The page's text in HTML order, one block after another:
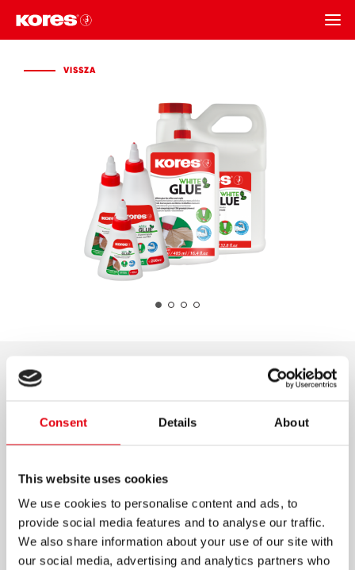
Consent Details About
This website uses cookies
We use cookies to personalise content and ads, to
provide social media features and to analyse our traffic.
We also share information about your use of our site with
our social media, advertising and analytics partners who
VISSZA
HOBBIRAGASZTÓ
Fehér PVA (Polivinil-Acetát) alapú
hobbiragasztó ergonomikus kialakítású
Cseppmentes adagolófej a tiszta és könnyű
használathoz
Papír, karton, fotópapír, rétegelt lemez, fa,
parafa, textilanyag, bőr, filcanyag,